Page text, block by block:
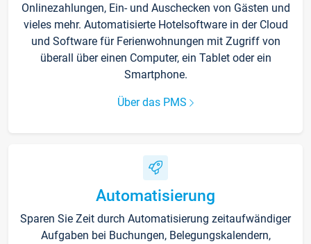
Onlinezahlungen, Ein- und Auschecken von Gästen und
vieles mehr. Automatisierte Hotelsoftware in der Cloud
und Software für Ferienwohnungen mit Zugriff von
überall über einen Computer, ein Tablet oder ein
Smartphone.
Über das PMS
Automatisierung
Sparen Sie Zeit durch Automatisierung zeitaufwändiger
Aufgaben bei Buchungen, Belegungskalendern,